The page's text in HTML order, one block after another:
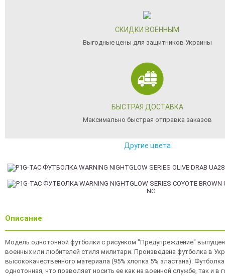
СКИДКИ ВОЕННЫМ
Выгодные цены для защитников Украины
БЫСТРАЯ ДОСТАВКА
Максимально быстрая отправка заказов
Другие цвета
Описание
Модель однотонной футболки с рисунком "Предупреждение"
военных или любителей стиля милитари. Произведена футболка в
высококачественного материала (95% хлопка 5% эластана).
однотонная, что позволяет носить ее как на военной службе, так и в